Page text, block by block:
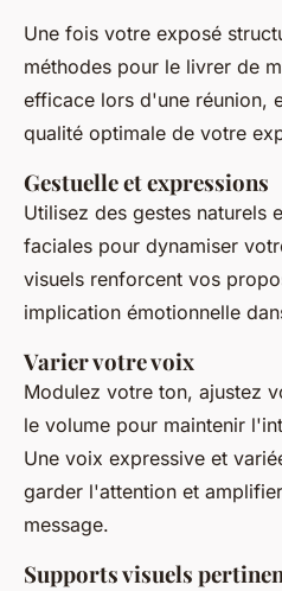
Une fois votre exposé
méthodes pour le livrer de
efficace lors d'une réunion,
qualité optimale de votre
Gestuelle et expressions
Utilisez des gestes naturels
faciales pour dynamiser
visuels renforcent vos
implication émotionnelle
Varier votre voix
Modulez votre ton, ajustez
le volume pour maintenir
Une voix expressive et
garder l'attention et
message.
Supports visuels